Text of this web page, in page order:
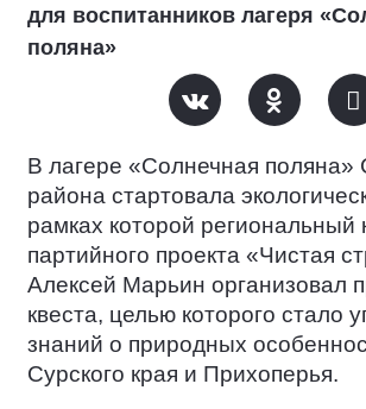
для воспитанников лагеря
поляна»
В лагере «Солнечная поляна»
района стартовала
рамках которой региональный
партийного проекта «Чистая
Алексей Марьин организовал
квеста, целью которого стало
знаний о природных
Сурского края и Прихоперья.